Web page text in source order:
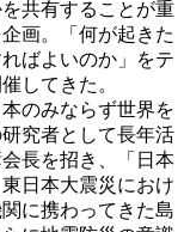
共有することが重
画。「何が起きた
ばよいのか」をテ
してきた。
のみならず世界を
究者として長年活
長を招き、「日本
日本大震災におけ
に携わってきた島